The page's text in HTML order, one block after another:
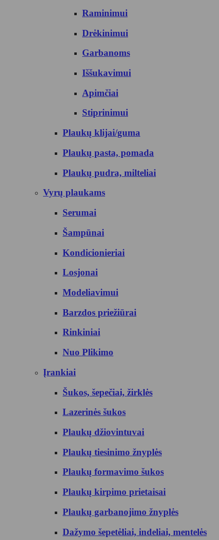
Raminimui
Drėkinimui
Garbanoms
Iššukavimui
Apimčiai
Stiprinimui
Plaukų klijai/guma
Plaukų pasta, pomada
Plaukų pudra, milteliai
Vyrų plaukams
Serumai
Šampūnai
Kondicionieriai
Losjonai
Modeliavimui
Barzdos priežiūrai
Rinkiniai
Nuo Plikimo
Įrankiai
Šukos, šepečiai, žirklės
Lazerinės šukos
Plaukų džiovintuvai
Plaukų tiesinimo žnyplės
Plaukų formavimo šukos
Plaukų kirpimo prietaisai
Plaukų garbanojimo žnyplės
Dažymo šepetėliai, indeliai, mentelės